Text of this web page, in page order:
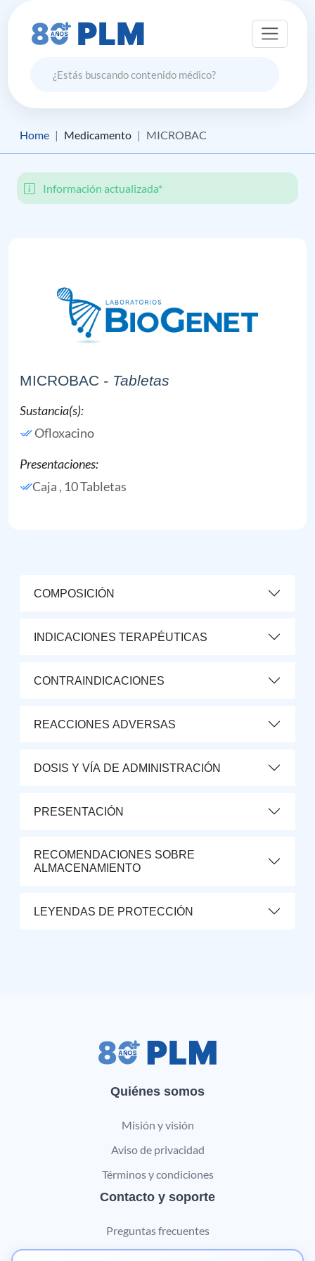
Home Medicamento MICROBAC
Información actualizada*
MICROBAC - Tabletas
Sustancia(s):
Ofloxacino
Presentaciones:
Caja , 10 Tabletas
COMPOSICIÓN
INDICACIONES TERAPÉUTICAS
CONTRAINDICACIONES
REACCIONES ADVERSAS
DOSIS Y VÍA DE ADMINISTRACIÓN
PRESENTACIÓN
RECOMENDACIONES SOBRE
ALMACENAMIENTO
LEYENDAS DE PROTECCIÓN
Quiénes somos
Misión y visión
Aviso de privacidad
Términos y condiciones
Contacto y soporte
Preguntas frecuentes